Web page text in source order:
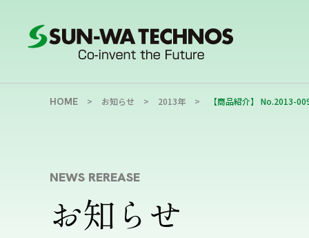
HOME お知らせ 2013年 【商品紹介】 No.2013-
NEWS REREASE
お知らせ